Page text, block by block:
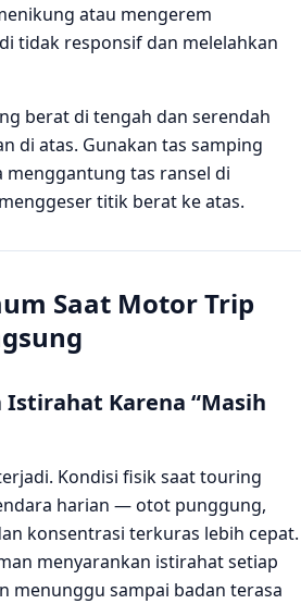
atau mengerem
tidak responsif dan melelahkan
berat di tengah dan serendah
di atas. Gunakan tas samping
menggantung tas ransel di
titik berat ke atas.
Saat Motor Trip
Istirahat Karena “Masih
Kondisi fisik saat touring
harian — otot punggung,
konsentrasi terkuras lebih cepat.
menyarankan istirahat setiap
menunggu sampai badan terasa